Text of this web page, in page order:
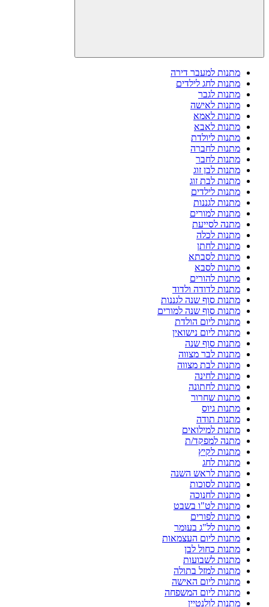
מתנות למעבר דירה
מתנות לחג לילדים
מתנות לגבר
מתנות לאישה
מתנות לאמא
מתנות לאבא
מתנות ליולדת
מתנות לחברה
מתנות לחבר
מתנות לבן זוג
מתנות לבת זוג
מתנות לילדים
מתנות לגננות
מתנות למורים
מתנה לסייעת
מתנות לכלה
מתנות לחתן
מתנות לסבתא
מתנות לסבא
מתנות להורים
מתנות לדודה ולדוד
מתנות סוף שנה לגננות
מתנות סוף שנה למורים
מתנות ליום הולדת
מתנות ליום נישואין
מתנות סוף שנה
מתנות לבר מצווה
מתנות לבת מצווה
מתנות לחינה
מתנות לחתונה
מתנות שחרור
מתנות גיוס
מתנות תודה
מתנות למילואים
מתנה למפקד/ת
מתנות לקיץ
מתנות לחג
מתנות לראש השנה
מתנות לסוכות
מתנות לחנוכה
מתנות לט"ו בשבט
מתנות לפורים
מתנות לל"ג בעומר
מתנות ליום העצמאות
מתנות כחול לבן
מתנות לשבועות
מתנות למזל בתולה
מתנות ליום האישה
מתנות ליום המשפחה
מתנות לולנטיין